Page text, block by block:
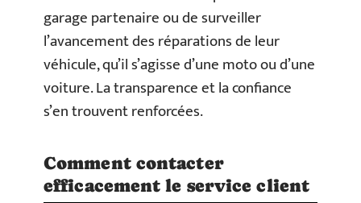
garage partenaire ou de surveiller
l’avancement des réparations de leur
véhicule, qu’il s’agisse d’une moto ou d’une
voiture. La transparence et la confiance
s’en trouvent renforcées.
Comment contacter
efficacement le service client